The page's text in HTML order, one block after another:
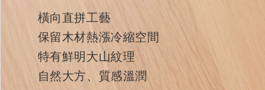
橫向直拼工藝
保留木材熱漲冷縮空間
特有鮮明大山紋理
自然大方、質感溫潤